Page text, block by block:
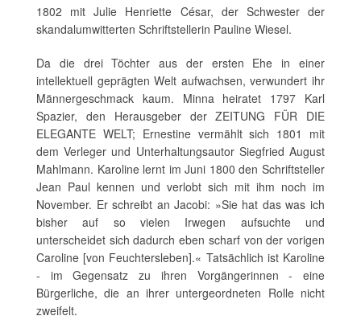
1802 mit Julie Henriette César, der Schwester der
skandalumwitterten Schriftstellerin Pauline Wiesel.
Da die drei Töchter aus der ersten Ehe in einer
intellektuell geprägten Welt aufwachsen, verwundert ihr
Männergeschmack kaum. Minna heiratet 1797 Karl
Spazier, den Herausgeber der ZEITUNG FÜR DIE
ELEGANTE WELT; Ernestine vermählt sich 1801 mit
dem Verleger und Unterhaltungsautor Siegfried August
Mahlmann. Karoline lernt im Juni 1800 den Schriftsteller
Jean Paul kennen und verlobt sich mit ihm noch im
November. Er schreibt an Jacobi: »Sie hat das was ich
bisher auf so vielen Irwegen aufsuchte und
unterscheidet sich dadurch eben scharf von der vorigen
Caroline [von Feuchtersleben].« Tatsächlich ist Karoline
- im Gegensatz zu ihren Vorgängerinnen - eine
Bürgerliche, die an ihrer untergeordneten Rolle nicht
zweifelt.